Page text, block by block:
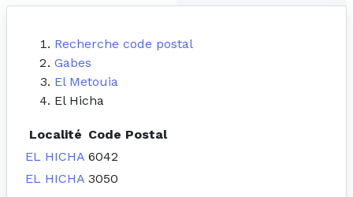
Recherche code postal
Gabes
El Metouia
El Hicha
Localité Code Postal
EL HICHA 6042
EL HICHA 3050